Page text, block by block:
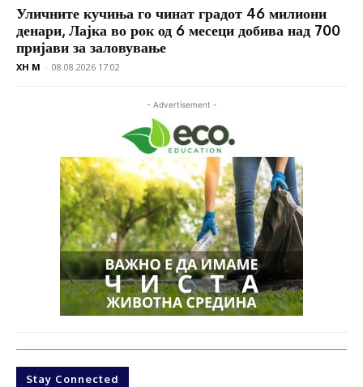
Уличните кучиња го чинат градот 46 милиони
денари, Лајка во рок од 6 месеци добива над 700
пријави за заловување
XH M - 08.08.2026 17:02
- Advertisement -
Stay Connected